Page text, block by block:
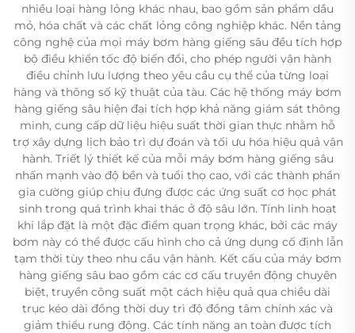
nhiều loại hàng lỏng khác nhau, bao gồm sản phẩm dầu
mỏ, hóa chất và các chất lỏng công nghiệp khác. Nền tảng
công nghệ của mọi máy bơm hàng giếng sâu đều tích hợp
bộ điều khiển tốc độ biến đổi, cho phép người vận hành
điều chỉnh lưu lượng theo yêu cầu cụ thể của từng loại
hàng và thông số kỹ thuật của tàu. Các hệ thống máy bơm
hàng giếng sâu hiện đại tích hợp khả năng giám sát thông
minh, cung cấp dữ liệu hiệu suất thời gian thực nhằm hỗ
trợ xây dựng lịch bảo trì dự đoán và tối ưu hóa hiệu quả vận
hành. Triết lý thiết kế của mỗi máy bơm hàng giếng sâu
nhấn mạnh vào độ bền và tuổi thọ cao, với các thành phần
gia cường giúp chịu đựng được các ứng suất cơ học phát
sinh trong quá trình khai thác ở độ sâu lớn. Tính linh hoạt
khi lắp đặt là một đặc điểm quan trọng khác, bởi các máy
bơm này có thể được cấu hình cho cả ứng dụng cố định lẫn
tạm thời tùy theo nhu cầu vận hành. Kết cấu của máy bơm
hàng giếng sâu bao gồm các cơ cấu truyền động chuyên
biệt, truyền công suất một cách hiệu quả qua chiều dài
trục kéo dài đồng thời duy trì độ đồng tâm chính xác và
giảm thiểu rung động. Các tính năng an toàn được tích